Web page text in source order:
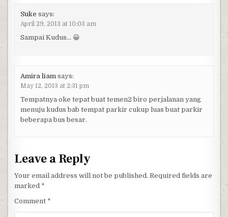
Suke says:
April 29, 2013 at 10:03 am
Sampai Kudus… 😀
Amira liam says:
May 12, 2013 at 2:31 pm
Tempatnya oke tepat buat temen2 biro perjalanan yang
menuju kudus bab tempat parkir cukup luas buat parkir
beberapa bus besar.
Leave a Reply
Your email address will not be published. Required fields are
marked *
Comment *